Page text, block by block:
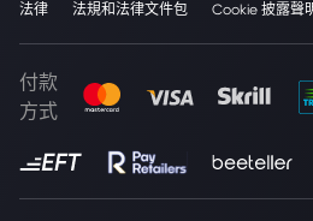
法律 法規和法律文件包 Cookie 披露聲
付款
方式